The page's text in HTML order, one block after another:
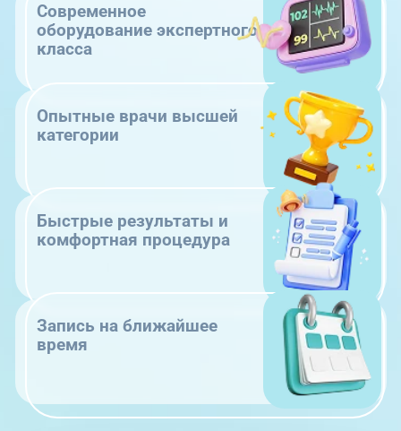
Современное
оборудование экспертного
класса
Опытные врачи высшей
категории
Быстрые результаты и
комфортная процедура
Запись на ближайшее
время